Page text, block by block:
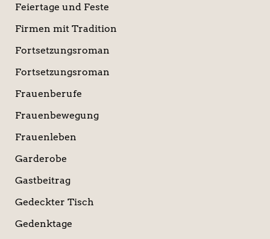
Feiertage und Feste
Firmen mit Tradition
Fortsetzungsroman
Fortsetzungsroman
Frauenberufe
Frauenbewegung
Frauenleben
Garderobe
Gastbeitrag
Gedeckter Tisch
Gedenktage